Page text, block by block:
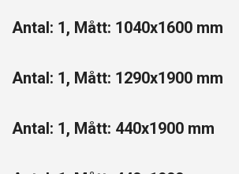
Antal: 1, Mått: 1040x1600 mm
Antal: 1, Mått: 1290x1900 mm
Antal: 1, Mått: 440x1900 mm